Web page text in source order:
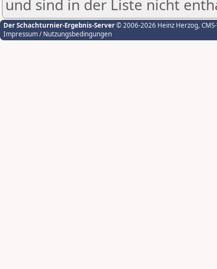
und sind in der Liste nicht
Der Schachturnier-Ergebnis-Server© 2006-2026 Heinz Herzog,
Impressum / Nutzungsbedingungen